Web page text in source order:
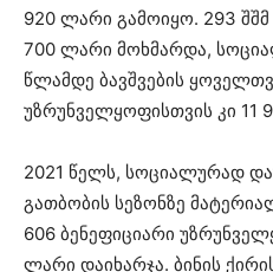
920 ლარი გამოიყო. 293 შშმ
700 ლარი მოხმარდა,
წლამდე ბავშვების
უზრუნველყოფისთვის კი 11
2021 წელს, სოციალურად
გათბობის სეზონზე
606 ბენეფიციარი
ლარი დაიხარჯა. ბინის